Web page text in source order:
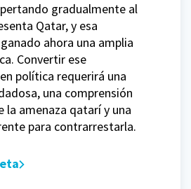
gradualmente al
Qatar, y esa
ahora una amplia
Convertir ese
política requerirá una
una comprensión
la amenaza qatarí y una
para contrarrestarla.